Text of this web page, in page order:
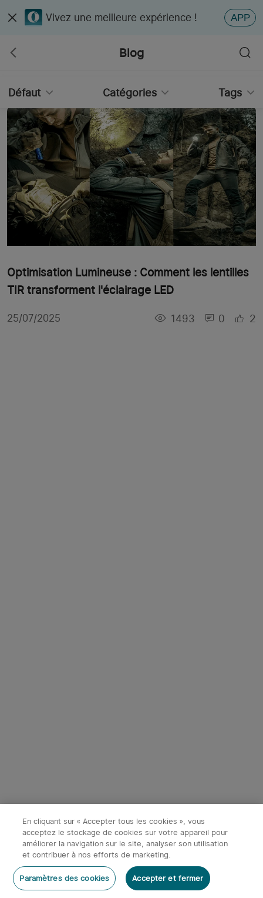
Vivez une meilleure expérience ! APP
Blog
Défaut Catégories Tags
Optimisation Lumineuse : Comment les lentilles
TIR transforment l'éclairage LED
25/07/2025 1493 0 2
En cliquant sur « Accepter tous les cookies », vous
acceptez le stockage de cookies sur votre appareil pour
améliorer la navigation sur le site, analyser son utilisation
et contribuer à nos efforts de marketing.
Paramètres des cookies Accepter et fermer